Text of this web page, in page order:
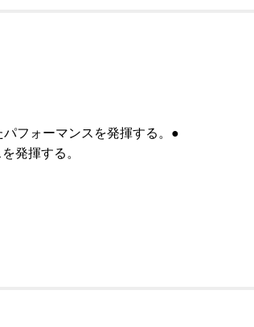
フォーマンスを発揮する。●
発揮する。